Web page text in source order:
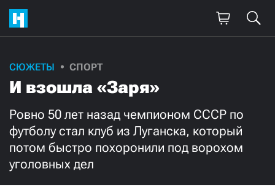
СЮЖЕТЫ СПОРТ
И взошла «Заря»
Ровно 50 лет назад чемпионом СССР по
футболу стал клуб из Луганска, который
потом быстро похоронили под ворохом
уголовных дел
Поддержите
нашу работу!
Ежемесячно Разово
3000 1000